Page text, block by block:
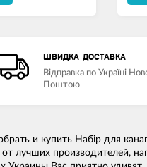
ШВИДКА ДОСТАВКА
Відправка по Україні
Поштою
и купить Набір для
лучших производителей,